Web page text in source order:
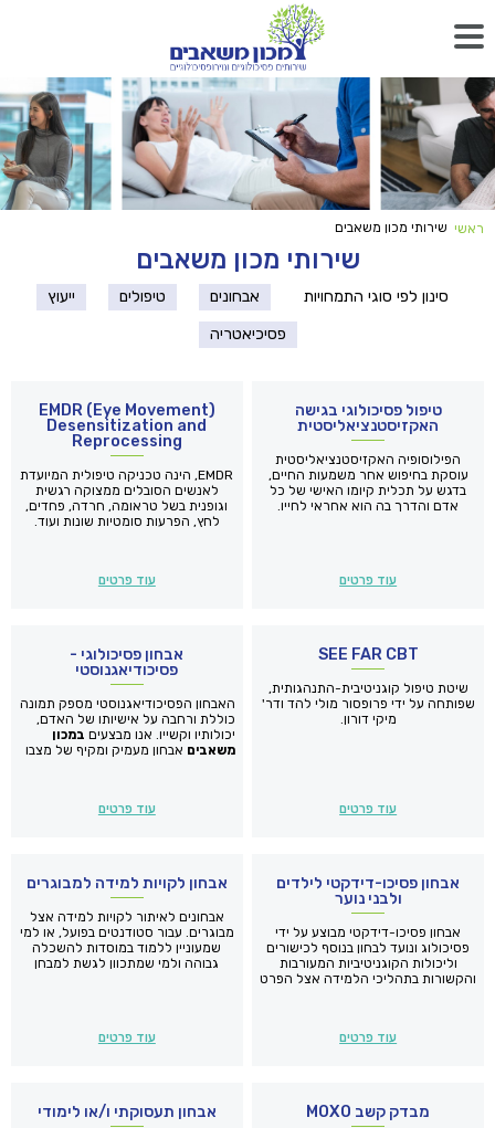
ראשי שירותי מכון משאבים
שירותי מכון משאבים
סינון לפי סוגי התמחויות אבחונים טיפולים
ייעוץ
פסיכיאטריה
טיפול פסיכולוגי בגישה
האקזיסטנציאליסטית
הפילוסופיה האקזיסטנציאליסטית
עוסקת בחיפוש אחר משמעות החיים,
בדגש על תכלית קיומו האישי של כל
אדם והדרך בה הוא אחראי לחייו.
עוד פרטים
(EMDR (Eye Movement
Desensitization and
Reprocessing
EMDR, הינה טכניקה טיפולית המיועדת
לאנשים הסובלים ממצוקה רגשית
וגופנית בשל טראומה, חרדה, פחדים,
לחץ, הפרעות סומטיות שונות ועוד.
עוד פרטים
SEE FAR CBT
שיטת טיפול קוגניטיבית-התנהגותית,
שפותחה על ידי פרופסור מולי להד ודר'
מיקי דורון.
עוד פרטים
אבחון פסיכולוגי -
פסיכודיאגנוסטי
האבחון הפסיכודיאגנוסטי מספק תמונה
כוללת ורחבה על אישיותו של האדם,
יכולותיו וקשייו. אנו מבצעים במכון
משאבים אבחון מעמיק ומקיף של מצבו
העכשוית. הפסיכולוג המאבחן מגבש
עוד פרטים
אבחון פסיכו-דידקטי לילדים
ולבני נוער
אבחון פסיכו-דידקטי מבוצע על ידי
פסיכולוג ונועד לבחון בנוסף לכישורים
וליכולות הקוגניטיביות המעורבות
והקשורות בתהליכי הלמידה אצל הפרט
עוד פרטים
אבחון לקויות למידה למבוגרים
אבחונים לאיתור לקויות למידה אצל
מבוגרים. עבור סטודנטים בפועל, או למי
שמעוניין ללמוד במוסדות להשכלה
גבוהה ולמי שמתכוון לגשת למבחן
עוד פרטים
מבדק קשב MOXO אבחון תעסוקתי ו/או לימודי